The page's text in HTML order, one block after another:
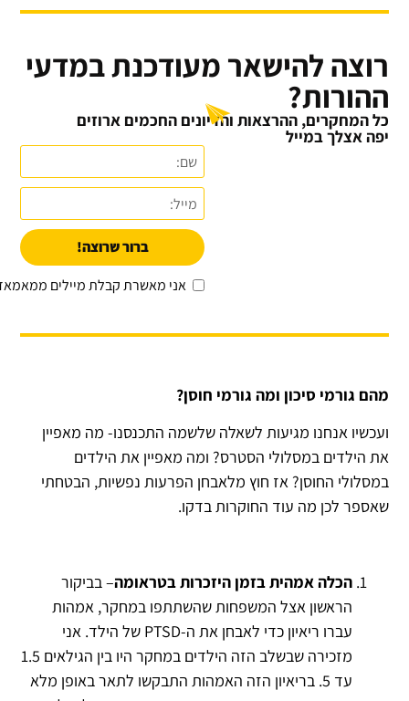
רוצה להישאר מעודכנת במדעי
ההורות?
כל המחקרים, ההרצאות והדיונים החכמים ארוזים
יפה אצלך במייל
אני מאשרת קבלת מיילים
ברור שרוצה!
מהם גורמי סיכון ומה גורמי חוסן?
ועכשיו אנחנו מגיעות לשאלה שלשמה התכנסנו- מה מאפיין
את הילדים במסלולי הסטרס? ומה מאפיין את הילדים
במסלולי החוסן? אז חוץ מלאבחן הפרעות נפשיות, הבטחתי
שאספר לכן מה עוד החוקרות בדקו.
הכלה אמהית בזמן היזכרות בטראומה– בביקור
הראשון אצל המשפחות שהשתתפו במחקר, אמהות
עברו ריאיון כדי לאבחן את ה-PTSD של הילד. אני
מזכירה שבשלב הזה הילדים במחקר היו בין הגילאים 1.5
עד 5. בריאיון הזה האמהות התבקשו לתאר באופן מלא